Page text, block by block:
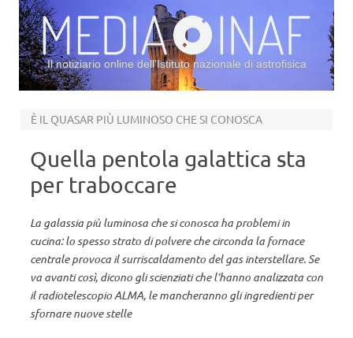
Il notiziario online dell’Istituto nazionale di astrofisica
È IL QUASAR PIÙ LUMINOSO CHE SI CONOSCA
Quella pentola galattica sta
per traboccare
La galassia più luminosa che si conosca ha problemi in
cucina: lo spesso strato di polvere che circonda la fornace
centrale provoca il surriscaldamento del gas interstellare. Se
va avanti così, dicono gli scienziati che l’hanno analizzata con
il radiotelescopio ALMA, le mancheranno gli ingredienti per
sfornare nuove stelle